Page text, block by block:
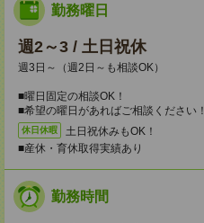
勤務曜日
週2～3 / 土日祝休
週3日～（週2日～も相談OK）
■曜日固定の相談OK！
■希望の曜日があればご相談ください！
休日休暇
土日祝休みもOK！
■産休・育休取得実績あり
勤務時間